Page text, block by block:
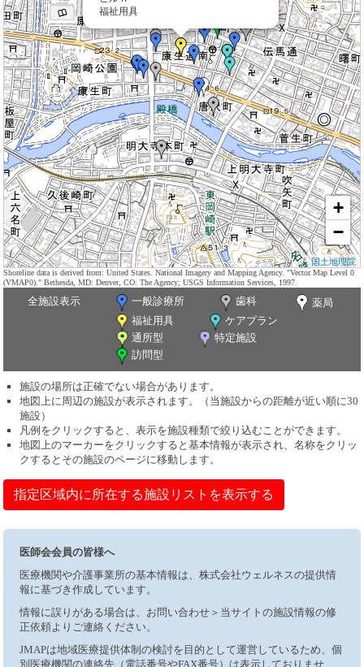
福祉用具
+
−
国土地理院
Shoreline data is derived from: United States. National Imagery and Mapping Agency. "Vector Map Level 0
(VMAP0)." Bethesda, MD: Denver, CO: The Agency; USGS Information Services, 1997.
全施設表示 一般診療所 歯科
薬局
福祉用具
ケアプラン
通所型
特定施設
訪問型
施設の場所は正確でない場合があります。
地図上に周辺の施設が表示されます。（当施設からの距離が近い順に30
施設）
凡例をクリックすると、表示を施設種類で絞り込むことができます。
地図上のマーカーをクリックすると基本情報が表示され、名称をクリッ
クするとその施設のページに移動します。
指定区域内に所在する施設リストを表示する
医師会会員の皆様へ
医療機関や介護事業所の基本情報は、株式会社ウェルネスの提供情
報に基づき作成しています。
情報に誤りがある場合は、お問い合わせ＞当サイトの施設情報の修
正依頼よりご連絡ください。
JMAPは地域医療提供体制の検討を目的として運営しているため、個
別医療機関の連絡先（電話番号やFAX番号）は表示しておりませ